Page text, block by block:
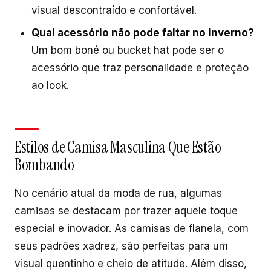
visual descontraído e confortável.
Qual acessório não pode faltar no inverno?
Um bom boné ou bucket hat pode ser o
acessório que traz personalidade e proteção
ao look.
Estilos de Camisa Masculina Que Estão
Bombando
No cenário atual da moda de rua, algumas
camisas se destacam por trazer aquele toque
especial e inovador. As camisas de flanela, com
seus padrões xadrez, são perfeitas para um
visual quentinho e cheio de atitude. Além disso,